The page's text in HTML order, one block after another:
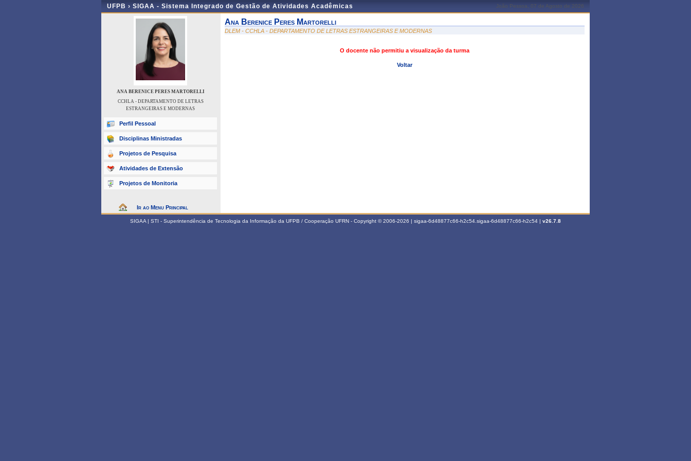
UFPB › SIGAA - Sistema Integrado de Gestão de Atividades Acadêmicas João Pessoa, 07 de Agosto de 2026
ANA BERENICE PERES MARTORELLI
CCHLA - DEPARTAMENTO DE LETRAS
ESTRANGEIRAS E MODERNAS
Perfil Pessoal
Disciplinas Ministradas
Projetos de Pesquisa
Atividades de Extensão
Projetos de Monitoria
Ir ao Menu Principal
Ana Berenice Peres Martorelli
DLEM - CCHLA - DEPARTAMENTO DE LETRAS ESTRANGEIRAS E MODERNAS
O docente não permitiu a visualização da turma
Voltar
SIGAA | STI - Superintendência de Tecnologia da Informação da UFPB / Cooperação UFRN - Copyright © 2006-2026 | sigaa-6d48877c66-h2c54.sigaa-6d48877c66-h2c54 | v26.7.8